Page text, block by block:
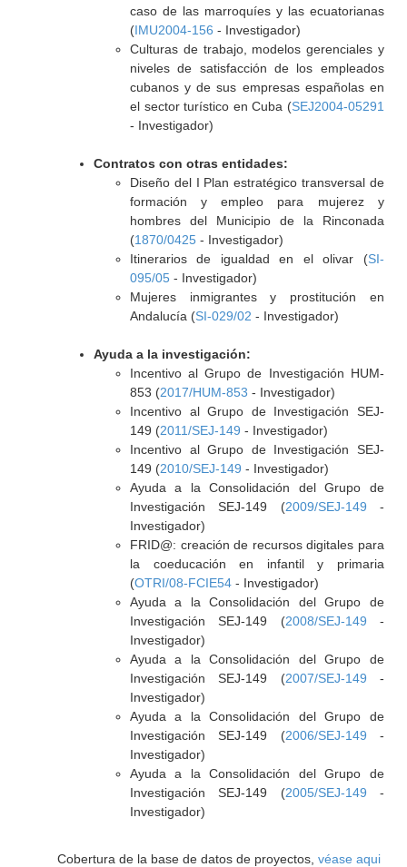
caso de las marroquíes y las ecuatorianas
(IMU2004-156 - Investigador)
Culturas de trabajo, modelos gerenciales y
niveles de satisfacción de los empleados
cubanos y de sus empresas españolas en
el sector turístico en Cuba (SEJ2004-05291
- Investigador)
Contratos con otras entidades:
Diseño del I Plan estratégico transversal de
formación y empleo para mujerez y
hombres del Municipio de la Rinconada
(1870/0425- Investigador)
Itinerarios de igualdad en el olivar (SI-
095/05- Investigador)
Mujeres inmigrantes y prostitución en
Andalucía (SI-029/02 - Investigador)
Ayuda a la investigación:
Incentivo al Grupo de Investigación HUM-
853 (2017/HUM-853 - Investigador)
Incentivo al Grupo de Investigación SEJ-
149 (2011/SEJ-149 - Investigador)
Incentivo al Grupo de Investigación SEJ-
149 (2010/SEJ-149 - Investigador)
Ayuda a la Consolidación del Grupo de
Investigación SEJ-149 (2009/SEJ-149 -
Investigador)
FRID@: creación de recursos digitales para
la coeducación en infantil y primaria
(OTRI/08-FCIE54- Investigador)
Ayuda a la Consolidación del Grupo de
Investigación SEJ-149 (2008/SEJ-149 -
Investigador)
Ayuda a la Consolidación del Grupo de
Investigación SEJ-149 (2007/SEJ-149 -
Investigador)
Ayuda a la Consolidación del Grupo de
Investigación SEJ-149 (2006/SEJ-149 -
Investigador)
Ayuda a la Consolidación del Grupo de
Investigación SEJ-149 (2005/SEJ-149 -
Investigador)
Cobertura de la base de datos de proyectos, véase aqui